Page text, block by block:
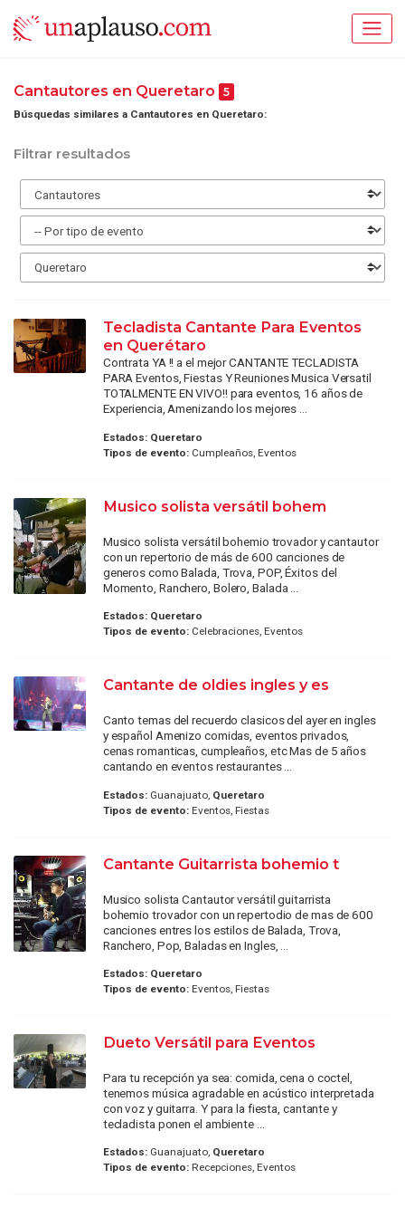
Cantautores en Queretaro 5
Búsquedas similares a Cantautores en Queretaro:
Filtrar resultados
Tecladista Cantante Para Eventos
en Querétaro
Contrata YA !! a el mejor CANTANTE TECLADISTA
PARA Eventos, Fiestas Y Reuniones Musica Versatil
TOTALMENTE EN VIVO!! para eventos, 16 años de
Experiencia, Amenizando los mejores ...
Estados: Queretaro
Tipos de evento:Cumpleaños, Eventos
Musico solista versátil bohem
Musico solista versátil bohemio trovador y cantautor
con un repertorio de más de 600 canciones de
generos como Balada, Trova, POP, Éxitos del
Momento, Ranchero, Bolero, Balada ...
Estados: Queretaro
Tipos de evento:Celebraciones, Eventos
Cantante de oldies ingles y es
Canto temas del recuerdo clasicos del ayer en ingles
y español Amenizo comidas, eventos privados,
cenas romanticas, cumpleaños, etc Mas de 5 años
cantando en eventos restaurantes ...
Estados:Guanajuato, Queretaro
Tipos de evento:Eventos, Fiestas
Cantante Guitarrista bohemio t
Musico solista Cantautor versátil guitarrista
bohemio trovador con un repertodio de mas de 600
canciones entres los estilos de Balada, Trova,
Ranchero, Pop, Baladas en Ingles, ...
Estados: Queretaro
Tipos de evento:Eventos, Fiestas
Dueto Versátil para Eventos
Para tu recepción ya sea: comida, cena o coctel,
tenemos música agradable en acústico interpretada
con voz y guitarra. Y para la fiesta, cantante y
tecladista ponen el ambiente ...
Estados:Guanajuato, Queretaro
Tipos de evento:Recepciones, Eventos